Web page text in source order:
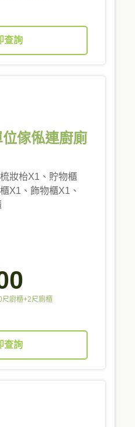
查詢
傢俬連廚廁
妝枱X1、貯物櫃
X1、飾物櫃X1、
廚櫃+2尺廁櫃
查詢